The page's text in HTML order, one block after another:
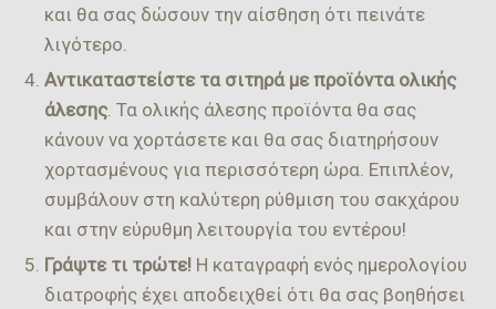
και θα σας δώσουν την αίσθηση ότι πεινάτε
λιγότερο.
Αντικαταστείστε τα σιτηρά με προϊόντα ολικής
άλεσης. Τα ολικής άλεσης προϊόντα θα σας
κάνουν να χορτάσετε και θα σας διατηρήσουν
χορτασμένους για περισσότερη ώρα. Επιπλέον,
συμβάλουν στη καλύτερη ρύθμιση του σακχάρου
και στην εύρυθμη λειτουργία του εντέρου!
Γράψτε τι τρώτε! Η καταγραφή ενός ημερολογίου
διατροφής έχει αποδειχθεί ότι θα σας βοηθήσει